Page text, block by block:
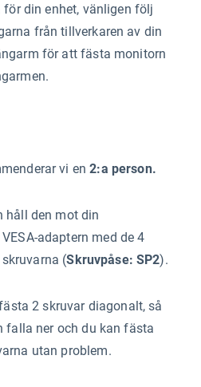
din enhet, vänligen följ
från tillverkaren av din
för att fästa monitorn
vi en2:a person.
håll den mot din
adaptern med de 4
(Skruvpåse: SP2).
2 skruvar diagonalt, så
falla ner och du kan fästa
utan problem.